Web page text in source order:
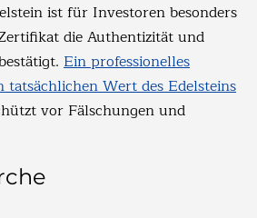
ist für Investoren besonders
die Authentizität und
Ein professionelles
Wert des Edelsteins
vor Fälschungen und